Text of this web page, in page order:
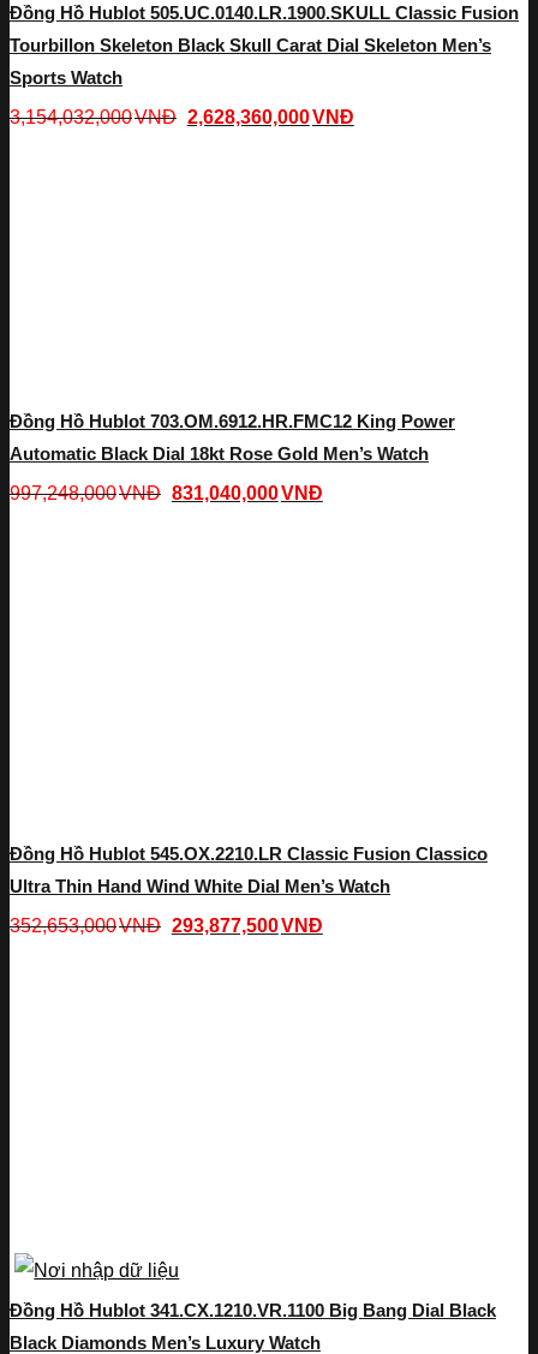
Đồng Hồ Hublot 505.UC.0140.LR.1900.SKULL Classic Fusion
Tourbillon Skeleton Black Skull Carat Dial Skeleton Men’s
Sports Watch
3,154,032,000VNĐ 2,628,360,000VNĐ
Đồng Hồ Hublot 703.OM.6912.HR.FMC12 King Power
Automatic Black Dial 18kt Rose Gold Men’s Watch
997,248,000VNĐ 831,040,000VNĐ
Đồng Hồ Hublot 545.OX.2210.LR Classic Fusion Classico
Ultra Thin Hand Wind White Dial Men’s Watch
352,653,000VNĐ 293,877,500VNĐ
Đồng Hồ Hublot 341.CX.1210.VR.1100 Big Bang Dial Black
Black Diamonds Men’s Luxury Watch